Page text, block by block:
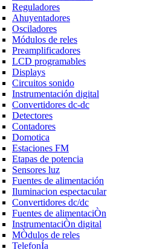
Reguladores
Ahuyentadores
Osciladores
Módulos de reles
Preamplificadores
LCD programables
Displays
Circuitos sonido
Instrumentación digital
Convertidores dc-dc
Detectores
Contadores
Domotica
Estaciones FM
Etapas de potencia
Sensores luz
Fuentes de alimentación
Iluminacion espectacular
Convertidores dc/dc
Fuentes de alimentaciÒn
InstrumentaciÒn digital
MÒdulos de reles
TelefonÍa